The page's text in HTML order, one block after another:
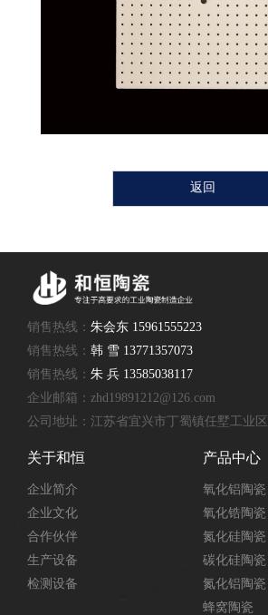
返回
销售热线： 朱会东 15961555223
销售热线： 韩 雪 13771357073
销售热线： 朱 兵 13585038117
企业邮箱：zhd19891212@126.com
公司地址：江苏省宜兴市丁蜀镇任墅工业区
关于和恒
企业简介
企业文化
合作伙伴
生产设备
检测设备
产品中心
氧化铝陶瓷
氧化锆陶瓷
氮化硅陶瓷
碳化硅陶瓷
氮化铝陶瓷
蜂窝陶瓷